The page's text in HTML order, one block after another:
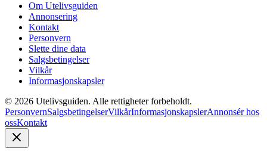
Om Utelivsguiden
Annonsering
Kontakt
Personvern
Slette dine data
Salgsbetingelser
Vilkår
Informasjonskapsler
© 2026 Utelivsguiden. Alle rettigheter forbeholdt.
PersonvernSalgsbetingelserVilkårInformasjonskapslerAnnonsér hos
ossKontakt